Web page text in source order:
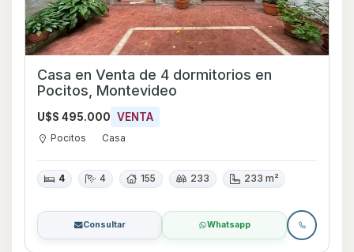
Casa en Venta de 4 dormitorios en
Pocitos, Montevideo
U$S 495.000 VENTA
Pocitos Casa
4 4 155 233 233 m²
Consultar Whatsapp